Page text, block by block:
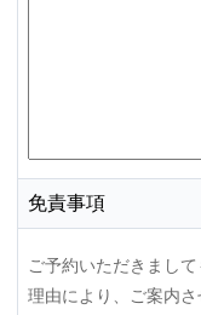
免責事項
ご予約いただきまし
理由により、ご案内